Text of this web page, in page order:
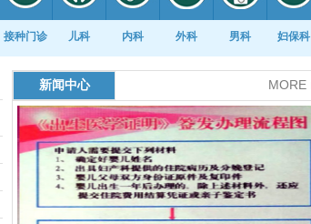
接种门诊 儿科 内科 外科 男科 妇保科
新闻中心 MORE